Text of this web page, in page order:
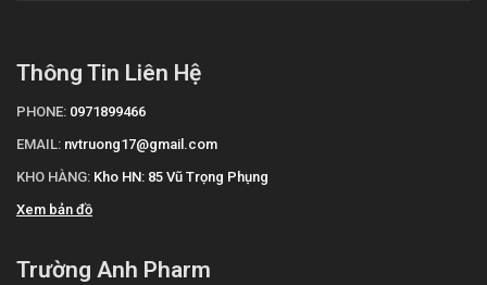
Thông Tin Liên Hệ
PHONE: 0971899466
EMAIL: nvtruong17@gmail.com
KHO HÀNG: Kho HN: 85 Vũ Trọng Phụng
Xem bản đồ
Trường Anh Pharm